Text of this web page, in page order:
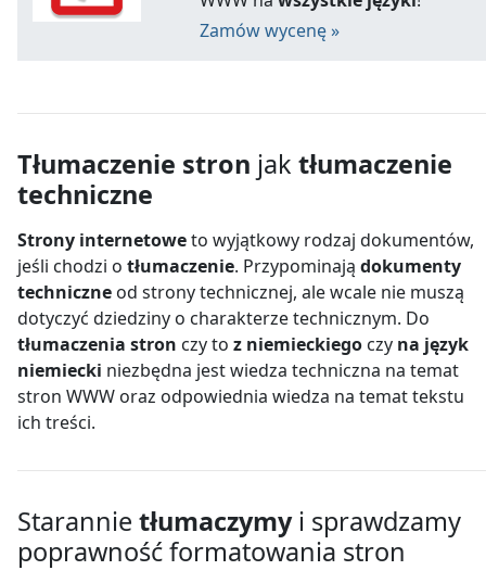
Zamów wycenę »
Tłumaczenie stron jak tłumaczenie
techniczne
Strony internetoweto wyjątkowy rodzaj dokumentów,
jeśli chodzi o tłumaczenie. Przypominają dokumenty
techniczne od strony technicznej, ale wcale nie muszą
dotyczyć dziedziny o charakterze technicznym. Do
tłumaczenia stron czy to z niemieckiego czy na język
niemiecki niezbędna jest wiedza techniczna na temat
stron WWW oraz odpowiednia wiedza na temat tekstu
ich treści.
Starannie tłumaczymyi sprawdzamy
poprawność formatowania stron